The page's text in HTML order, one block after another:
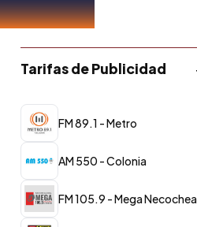
Tarifas de Publicidad
FM 89.1 - Metro
AM 550 - Colonia
FM 105.9 - Mega Necochea